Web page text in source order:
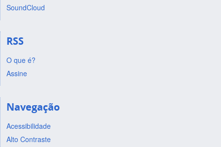
SoundCloud
RSS
O que é?
Assine
Navegação
Acessibilidade
Alto Contraste